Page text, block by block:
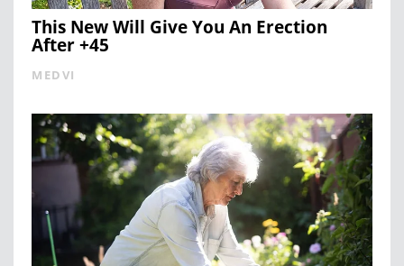
This New Will Give You An Erection
After +45
MEDVI